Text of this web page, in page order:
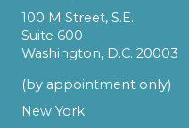
100 M Street, S.E.
Suite 600
Washington, D.C. 20003
(by appointment only)
New York